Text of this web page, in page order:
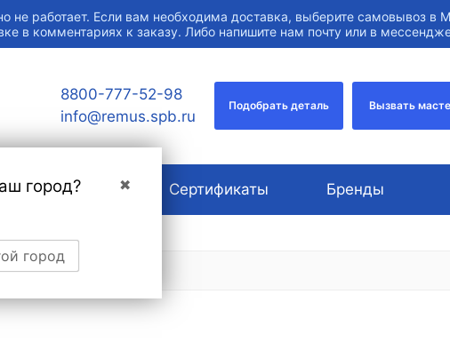
работает. Если вам необходима доставка, выберите самовывоз в
в комментариях к заказу. Либо напишите нам почту или в
✖
город?
город
8800-777-52-98
info@remus.spb.ru
Подобрать деталь Вызвать
О компании Сертификаты Бренды